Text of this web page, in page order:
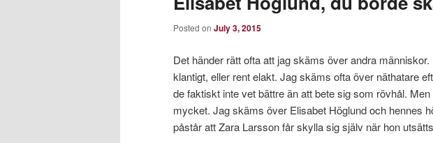
Posted on July 3, 2015
Det händer rätt ofta att jag skäms över andra
klantigt, eller rent elakt. Jag skäms ofta över näthatare
de faktiskt inte vet bättre än att bete sig som rövhål.
mycket. Jag skäms över Elisabet Höglund och hennes
påstår att Zara Larsson får skylla sig själv när hon